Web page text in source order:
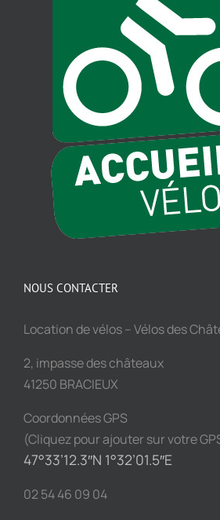
NOUS CONTACTER
Location de vélos – Vélos des
2, impasse des châteaux
41250 BRACIEUX
Coordonnées GPS
(Cliquez pour ajouter sur votre
47°33’12.3″N 1°32’01.5″E
02 54 46 09 04